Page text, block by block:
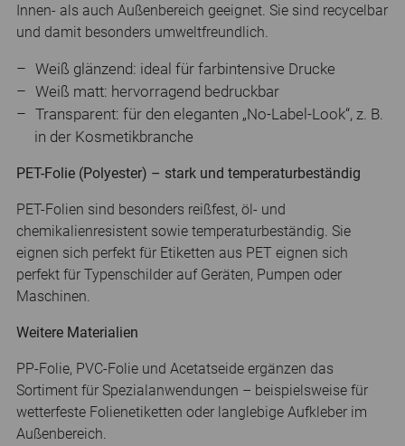
Innen- als auch Außenbereich geeignet. Sie sind recycelbar
und damit besonders umweltfreundlich.
Weiß glänzend: ideal für farbintensive Drucke
Weiß matt: hervorragend bedruckbar
Transparent: für den eleganten „No-Label-Look“, z. B.
in der Kosmetikbranche
PET-Folie (Polyester) – stark und temperaturbeständig
PET-Folien sind besonders reißfest, öl- und
chemikalienresistent sowie temperaturbeständig. Sie
eignen sich perfekt für Etiketten aus PET eignen sich
perfekt für Typenschilder auf Geräten, Pumpen oder
Maschinen.
Weitere Materialien
PP-Folie, PVC-Folie und Acetatseide ergänzen das
Sortiment für Spezialanwendungen – beispielsweise für
wetterfeste Folienetiketten oder langlebige Aufkleber im
Außenbereich.